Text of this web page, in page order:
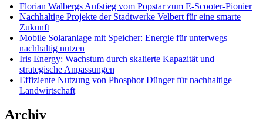
Florian Walbergs Aufstieg vom Popstar zum E-Scooter-Pionier
Nachhaltige Projekte der Stadtwerke Velbert für eine smarte
Zukunft
Mobile Solaranlage mit Speicher: Energie für unterwegs
nachhaltig nutzen
Iris Energy: Wachstum durch skalierte Kapazität und
strategische Anpassungen
Effiziente Nutzung von Phosphor Dünger für nachhaltige
Landwirtschaft
Archiv